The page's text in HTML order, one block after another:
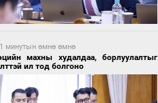
минутын өмнө өмнө
махны худалдаа, борлуулалтыг
ил тод болгоно